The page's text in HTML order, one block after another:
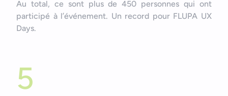
Au total, ce sont plus de 450 personnes qui ont
participé à l’événement. Un record pour FLUPA UX
Days.
5